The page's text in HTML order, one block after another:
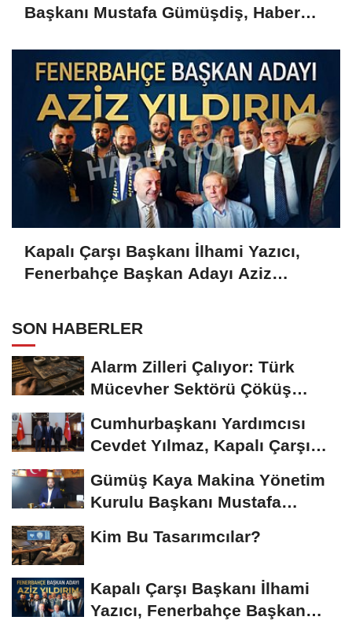
Başkanı Mustafa Gümüşdiş, Haber
Kapalı Çarşı Başkanı İlhami Yazıcı,
Fenerbahçe Başkan Adayı Aziz
SON HABERLER
Alarm Zilleri Çalıyor: Türk
Mücevher Sektörü Çöküş
Cumhurbaşkanı Yardımcısı
Cevdet Yılmaz, Kapalı Çarşı
Gümüş Kaya Makina Yönetim
Kurulu Başkanı Mustafa
Kim Bu Tasarımcılar?
Kapalı Çarşı Başkanı İlhami
Yazıcı, Fenerbahçe Başkan